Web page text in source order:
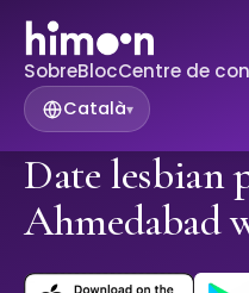
SobreBlocCentre de
Català▾
Date lesbian
Ahmedabad